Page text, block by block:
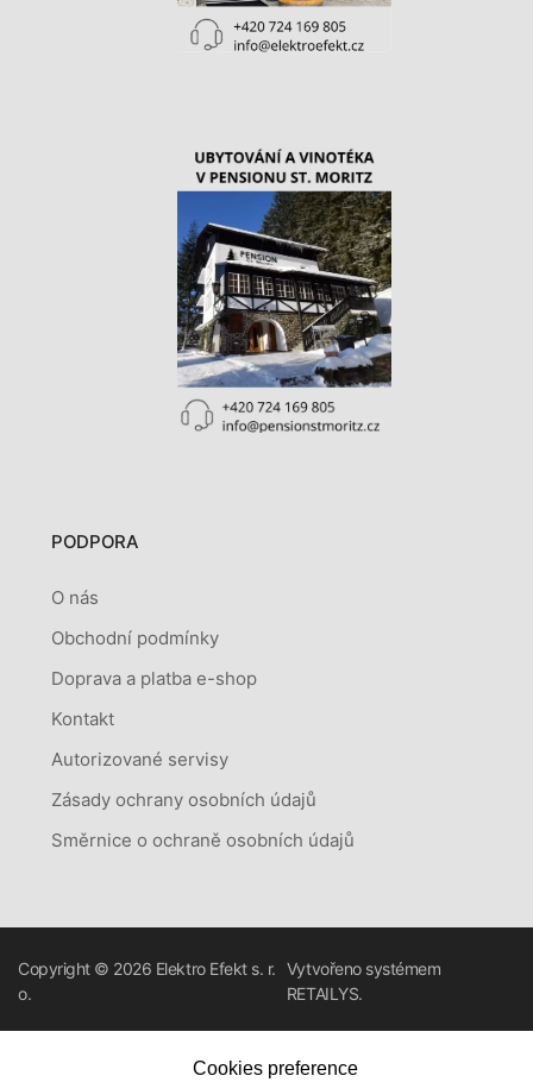
PODPORA
O nás
Obchodní podmínky
Doprava a platba e-shop
Kontakt
Autorizované servisy
Zásady ochrany osobních údajů
Směrnice o ochraně osobních údajů
Copyright © 2026 Elektro Efekt s. r.
o.
Vytvořeno systémem
RETAILYS.
Cookies preference